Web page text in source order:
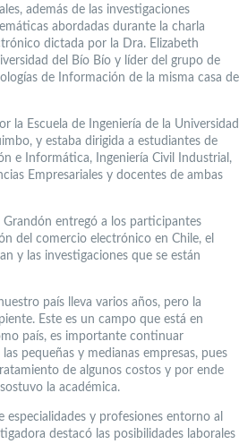
además de las investigaciones
abordadas durante la charla
dictada por la Dra. Elizabeth
del Bío Bío y líder del grupo de
de Información de la misma casa de
la Escuela de Ingeniería de la Universidad
y estaba dirigida a estudiantes de
e Informática, Ingeniería Civil Industrial,
Empresariales y docentes de ambas
entregó a los participantes
del comercio electrónico en Chile, el
y las investigaciones que se están
país lleva varios años, pero la
Este es un campo que está en
país, es importante continuar
pequeñas y medianas empresas, pues
de algunos costos y por ende
la académica.
especialidades y profesiones entorno al
destacó las posibilidades laborales